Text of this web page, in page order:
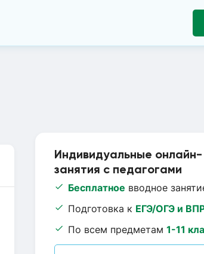
Индивидуальные онлайн-
занятия с педагогами
Бесплатное вводное
Подготовка к ЕГЭ/ОГЭ и
По всем предметам 1-11